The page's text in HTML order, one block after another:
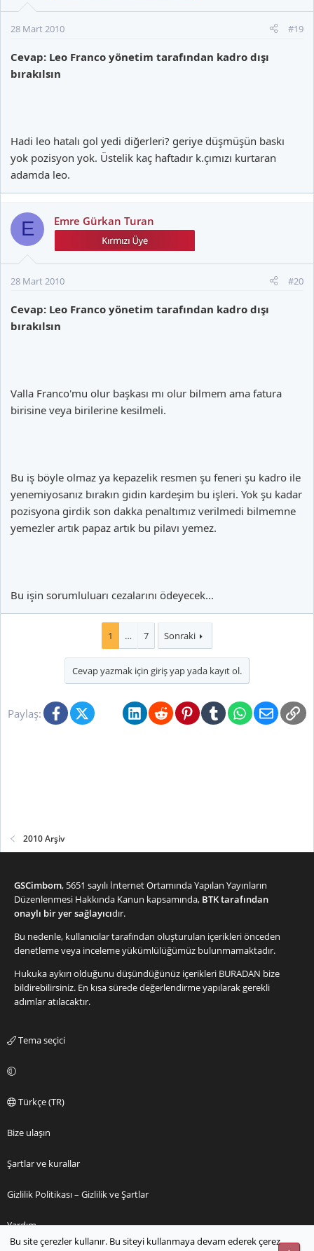
28 Mart 2010 #19
Cevap: Leo Franco yönetim tarafından kadro dışı
bırakılsın
Hadi leo hatalı gol yedi diğerleri? geriye düşmüşün baskı
yok pozisyon yok. Üstelik kaç haftadır k.çımızı kurtaran
adamda leo.
E Emre Gürkan Turan
28 Mart 2010 #20
Cevap: Leo Franco yönetim tarafından kadro dışı
bırakılsın
Valla Franco'mu olur başkası mı olur bilmem ama fatura
birisine veya birilerine kesilmeli.
Bu iş böyle olmaz ya kepazelik resmen şu feneri şu kadro ile
yenemiyosanız bırakın gidin kardeşim bu işleri. Yok şu kadar
pozisyona girdik son dakka penaltımız verilmedi bilmemne
yemezler artık papaz artık bu pilavı yemez.
Bu işin sorumluluarı cezalarını ödeyecek...
1 … 7 Sonraki
Cevap yazmak için giriş yap yada kayıt ol.
Paylaş: FacebookX (Twitter)BlueskyLinkedInRedditPinterestTumblrWhatsApp
E-posta
2010 Arşiv
GSCimbom, 5651 sayılı İnternet Ortamında Yapılan Yayınların
Düzenlenmesi Hakkında Kanun kapsamında, BTK tarafından
onaylı bir yer sağlayıcıdır.
Bu nedenle, kullanıcılar tarafından oluşturulan içerikleri önceden
denetleme veya inceleme yükümlülüğümüz bulunmamaktadır.
Hukuka aykırı olduğunu düşündüğünüz içerikleri BURADAN bize
bildirebilirsiniz. En kısa sürede değerlendirme yapılarak gerekli
adımlar atılacaktır.
Tema seçici
Türkçe (TR)
Bize ulaşın
Şartlar ve kurallar
Gizlilik Politikası – Gizlilik ve Şartlar
Yardım
Bu site çerezler kullanır. Bu siteyi kullanmaya devam ederek çerez